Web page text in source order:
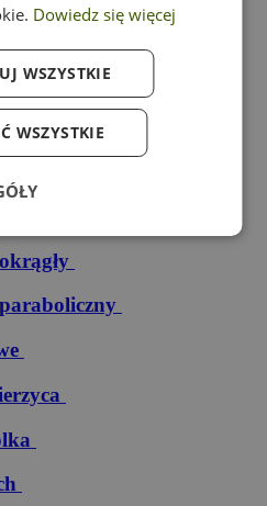
sushi
Dowiedz się więcej
WSZYSTKIE
WSZYSTKIE